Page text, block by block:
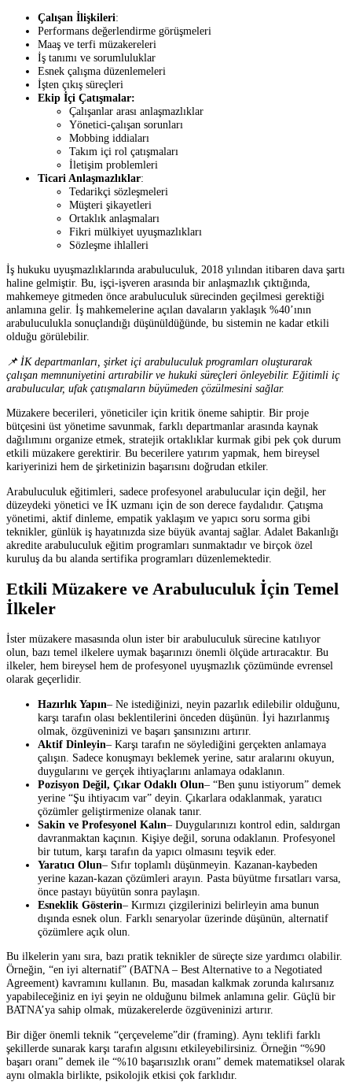
Çalışan İlişkileri:
Performans değerlendirme görüşmeleri
Maaş ve terfi müzakereleri
İş tanımı ve sorumluluklar
Esnek çalışma düzenlemeleri
İşten çıkış süreçleri
Ekip İçi Çatışmalar:
Çalışanlar arası anlaşmazlıklar
Yönetici-çalışan sorunları
Mobbing iddiaları
Takım içi rol çatışmaları
İletişim problemleri
Ticari Anlaşmazlıklar:
Tedarikçi sözleşmeleri
Müşteri şikayetleri
Ortaklık anlaşmaları
Fikri mülkiyet uyuşmazlıkları
Sözleşme ihlalleri
İş hukuku uyuşmazlıklarında arabuluculuk, 2018 yılından itibaren dava şartı
haline gelmiştir. Bu, işçi-işveren arasında bir anlaşmazlık çıktığında,
mahkemeye gitmeden önce arabuluculuk sürecinden geçilmesi gerektiği
anlamına gelir. İş mahkemelerine açılan davaların yaklaşık %40’ının
arabuluculukla sonuçlandığı düşünüldüğünde, bu sistemin ne kadar etkili
olduğu görülebilir.
📌 İK departmanları, şirket içi arabuluculuk programları oluşturarak
çalışan memnuniyetini artırabilir ve hukuki süreçleri önleyebilir. Eğitimli iç
arabulucular, ufak çatışmaların büyümeden çözülmesini sağlar.
Müzakere becerileri, yöneticiler için kritik öneme sahiptir. Bir proje
bütçesini üst yönetime savunmak, farklı departmanlar arasında kaynak
dağılımını organize etmek, stratejik ortaklıklar kurmak gibi pek çok durum
etkili müzakere gerektirir. Bu becerilere yatırım yapmak, hem bireysel
kariyerinizi hem de şirketinizin başarısını doğrudan etkiler.
Arabuluculuk eğitimleri, sadece profesyonel arabulucular için değil, her
düzeydeki yönetici ve İK uzmanı için de son derece faydalıdır. Çatışma
yönetimi, aktif dinleme, empatik yaklaşım ve yapıcı soru sorma gibi
teknikler, günlük iş hayatınızda size büyük avantaj sağlar. Adalet Bakanlığı
akredite arabuluculuk eğitim programları sunmaktadır ve birçok özel
kuruluş da bu alanda sertifika programları düzenlemektedir.
Etkili Müzakere ve Arabuluculuk İçin Temel
İlkeler
İster müzakere masasında olun ister bir arabuluculuk sürecine katılıyor
olun, bazı temel ilkelere uymak başarınızı önemli ölçüde artıracaktır. Bu
ilkeler, hem bireysel hem de profesyonel uyuşmazlık çözümünde evrensel
olarak geçerlidir.
Hazırlık Yapın– Ne istediğinizi, neyin pazarlık edilebilir olduğunu,
karşı tarafın olası beklentilerini önceden düşünün. İyi hazırlanmış
olmak, özgüveninizi ve başarı şansınızını artırır.
Aktif Dinleyin– Karşı tarafın ne söylediğini gerçekten anlamaya
çalışın. Sadece konuşmayı beklemek yerine, satır aralarını okuyun,
duygularını ve gerçek ihtiyaçlarını anlamaya odaklanın.
Pozisyon Değil, Çıkar Odaklı Olun– “Ben şunu istiyorum” demek
yerine “Şu ihtiyacım var” deyin. Çıkarlara odaklanmak, yaratıcı
çözümler geliştirmenize olanak tanır.
Sakin ve Profesyonel Kalın– Duygularınızı kontrol edin, saldırgan
davranmaktan kaçının. Kişiye değil, soruna odaklanın. Profesyonel
bir tutum, karşı tarafın da yapıcı olmasını teşvik eder.
Yaratıcı Olun– Sıfır toplamlı düşünmeyin. Kazanan-kaybeden
yerine kazan-kazan çözümleri arayın. Pasta büyütme fırsatları varsa,
önce pastayı büyütün sonra paylaşın.
Esneklik Gösterin– Kırmızı çizgilerinizi belirleyin ama bunun
dışında esnek olun. Farklı senaryolar üzerinde düşünün, alternatif
çözümlere açık olun.
Bu ilkelerin yanı sıra, bazı pratik teknikler de süreçte size yardımcı olabilir.
Örneğin, “en iyi alternatif” (BATNA – Best Alternative to a Negotiated
Agreement) kavramını kullanın. Bu, masadan kalkmak zorunda kalırsanız
yapabileceğiniz en iyi şeyin ne olduğunu bilmek anlamına gelir. Güçlü bir
BATNA’ya sahip olmak, müzakerelerde özgüveninizi artırır.
Bir diğer önemli teknik “çerçeveleme”dir (framing). Aynı teklifi farklı
şekillerde sunarak karşı tarafın algısını etkileyebilirsiniz. Örneğin “%90
başarı oranı” demek ile “%10 başarısızlık oranı” demek matematiksel olarak
aynı olmakla birlikte, psikolojik etkisi çok farklıdır.